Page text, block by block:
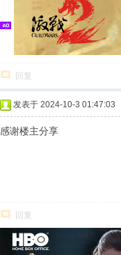
回复
发表于 2024-10-3 01:47:03
感谢楼主分享
回复